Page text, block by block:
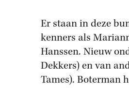
Er staan in deze
kenners als
Hanssen. Nieuw
Dekkers) en van
Tames). Boterman